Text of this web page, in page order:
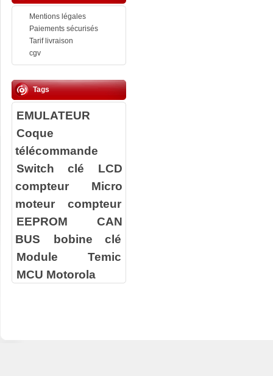
Mentions légales
Paiements sécurisés
Tarif livraison
cgv
Tags
EMULATEUR
Coque
télécommande
Switch clé
LCD
compteur
Micro
moteur compteur
EEPROM
CAN
BUS
bobine clé
Module Temic
MCU Motorola